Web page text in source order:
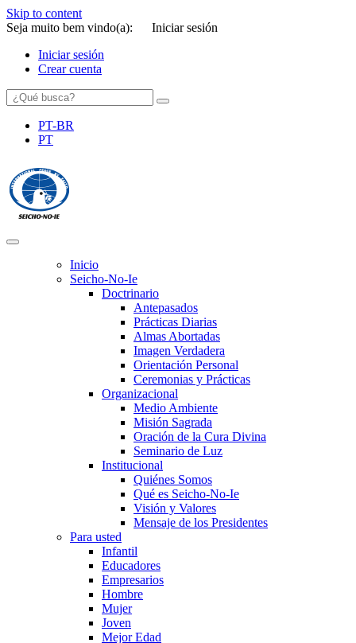
Skip to content
Seja muito bem vindo(a):
Iniciar sesión
Iniciar sesión
Crear cuenta
PT-BR
PT
Inicio
Seicho-No-Ie
Doctrinario
Antepasados
Prácticas Diarias
Almas Abortadas
Imagen Verdadera
Orientación Personal
Ceremonias y Prácticas
Organizacional
Medio Ambiente
Misión Sagrada
Oración de la Cura Divina
Seminario de Luz
Institucional
Quiénes Somos
Qué es Seicho-No-Ie
Visión y Valores
Mensaje de los Presidentes
Para usted
Infantil
Educadores
Empresarios
Hombre
Mujer
Joven
Mejor Edad